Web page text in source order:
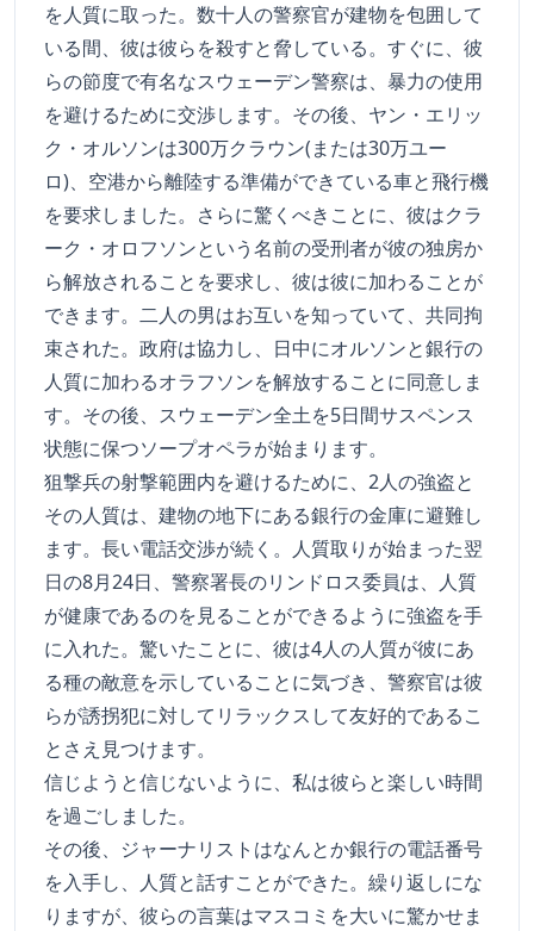
を人質に取った。数十人の警察官が建物を包囲して
いる間、彼は彼らを殺すと脅している。すぐに、彼
らの節度で有名なスウェーデン警察は、暴力の使用
を避けるために交渉します。その後、ヤン・エリッ
ク・オルソンは300万クラウン(または30万ユー
ロ)、空港から離陸する準備ができている車と飛行機
を要求しました。さらに驚くべきことに、彼はクラ
ーク・オロフソンという名前の受刑者が彼の独房か
ら解放されることを要求し、彼は彼に加わることが
できます。二人の男はお互いを知っていて、共同拘
束された。政府は協力し、日中にオルソンと銀行の
人質に加わるオラフソンを解放することに同意しま
す。その後、スウェーデン全土を5日間サスペンス
状態に保つソープオペラが始まります。
狙撃兵の射撃範囲内を避けるために、2人の強盗と
その人質は、建物の地下にある銀行の金庫に避難し
ます。長い電話交渉が続く。人質取りが始まった翌
日の8月24日、警察署長のリンドロス委員は、人質
が健康であるのを見ることができるように強盗を手
に入れた。驚いたことに、彼は4人の人質が彼にあ
る種の敵意を示していることに気づき、警察官は彼
らが誘拐犯に対してリラックスして友好的であるこ
とさえ見つけます。
信じようと信じないように、私は彼らと楽しい時間
を過ごしました。
その後、ジャーナリストはなんとか銀行の電話番号
を入手し、人質と話すことができた。繰り返しにな
りますが、彼らの言葉はマスコミを大いに驚かせま